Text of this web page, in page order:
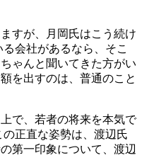
すが、月岡氏はこう続け
会社があるなら、そこ
ゃんと聞いてきた方がい
を出すのは、普通のこと
で、若者の将来を本気で
正直な姿勢は、渡辺氏
第一印象について、渡辺